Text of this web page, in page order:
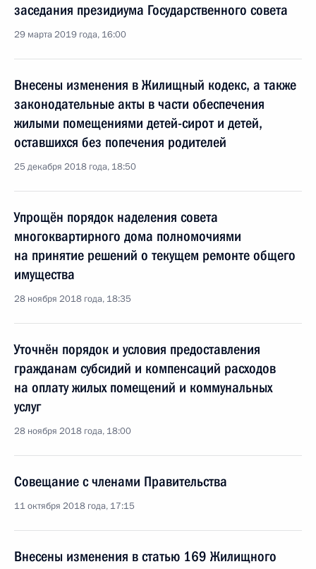
заседания президиума Государственного совета
29 марта 2019 года, 16:00
Внесены изменения в Жилищный кодекс, а также
законодательные акты в части обеспечения
жилыми помещениями детей-сирот и детей,
оставшихся без попечения родителей
25 декабря 2018 года, 18:50
Упрощён порядок наделения совета
многоквартирного дома полномочиями
на принятие решений о текущем ремонте общего
имущества
28 ноября 2018 года, 18:35
Уточнён порядок и условия предоставления
гражданам субсидий и компенсаций расходов
на оплату жилых помещений и коммунальных
услуг
28 ноября 2018 года, 18:00
Совещание с членами Правительства
11 октября 2018 года, 17:15
Внесены изменения в статью 169 Жилищного